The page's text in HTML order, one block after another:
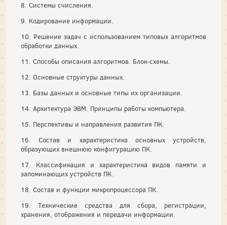
8. Системы счисления.
9. Кодирование информации.
10. Решение задач с использованием типовых алгоритмов
обработки данных.
11. Способы описания алгоритмов. Блок-схемы.
12. Основные структуры данных.
13. Базы данных и основные типы их организации.
14. Архитектура ЭВМ. Принципы работы компьютера.
15. Перспективы и направления развития ПК.
16. Состав и характеристика основных устройств,
образующих внешнюю конфигурацию ПК.
17. Классификация и характеристика видов памяти и
запоминающих устройств ПК.
18. Состав и функции микропроцессора ПК.
19. Технические средства для сбора, регистрации,
хранения, отображения и передачи информации.